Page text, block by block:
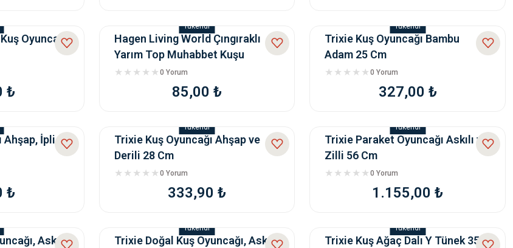
Oyuncak
₺
Tükendi
Hagen Living World Çıngıraklı
Yarım Top Muhabbet Kuşu
Oyuncağı 81714
0 Yorum
85,00 ₺
Tükendi
Trixie Kuş Oyuncağı Bambu
Adam 25 Cm
0 Yorum
327,00 ₺
Ahşap, İpli
₺
Tükendi
Trixie Kuş Oyuncağı Ahşap ve
Derili 28 Cm
0 Yorum
333,90 ₺
Tükendi
Trixie Paraket Oyuncağı Askılı ve
Zilli 56 Cm
0 Yorum
1.155,00 ₺
Askılı,
Tükendi
Trixie Doğal Kuş Oyuncağı, Askılı,
Tükendi
Trixie Kuş Ağaç Dalı Y Tünek 35